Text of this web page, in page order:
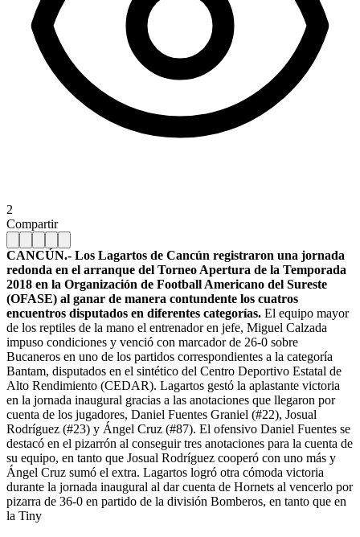
2
Compartir
CANCÚN.- Los Lagartos de Cancún registraron una jornada
redonda en el arranque del Torneo Apertura de la Temporada
2018 en la Organización de Football Americano del Sureste
(OFASE) al ganar de manera contundente los cuatros
encuentros disputados en diferentes categorías. El equipo mayor
de los reptiles de la mano el entrenador en jefe, Miguel Calzada
impuso condiciones y venció con marcador de 26-0 sobre
Bucaneros en uno de los partidos correspondientes a la categoría
Bantam, disputados en el sintético del Centro Deportivo Estatal de
Alto Rendimiento (CEDAR). Lagartos gestó la aplastante victoria
en la jornada inaugural gracias a las anotaciones que llegaron por
cuenta de los jugadores, Daniel Fuentes Graniel (#22), Josual
Rodríguez (#23) y Ángel Cruz (#87). El ofensivo Daniel Fuentes se
destacó en el pizarrón al conseguir tres anotaciones para la cuenta de
su equipo, en tanto que Josual Rodríguez cooperó con uno más y
Ángel Cruz sumó el extra. Lagartos logró otra cómoda victoria
durante la jornada inaugural al dar cuenta de Hornets al vencerlo por
pizarra de 36-0 en partido de la división Bomberos, en tanto que en
la Tiny